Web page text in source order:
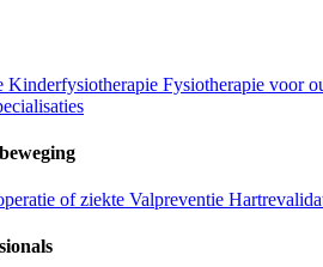
Kinderfysiotherapie Fysiotherapie voor
of ziekte Valpreventie